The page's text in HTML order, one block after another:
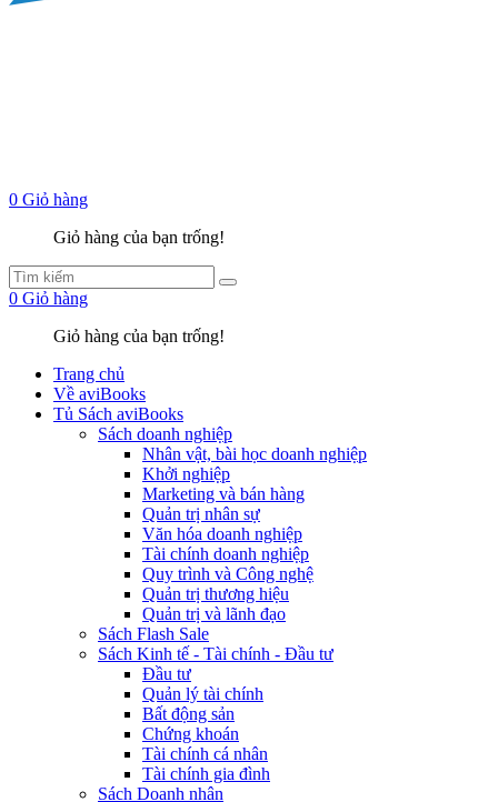
0 Giỏ hàng
Giỏ hàng của bạn trống!
0 Giỏ hàng
Giỏ hàng của bạn trống!
Trang chủ
Về aviBooks
Tủ Sách aviBooks
Sách doanh nghiệp
Nhân vật, bài học doanh nghiệp
Khởi nghiệp
Marketing và bán hàng
Quản trị nhân sự
Văn hóa doanh nghiệp
Tài chính doanh nghiệp
Quy trình và Công nghệ
Quản trị thương hiệu
Quản trị và lãnh đạo
Sách Flash Sale
Sách Kinh tế - Tài chính - Đầu tư
Đầu tư
Quản lý tài chính
Bất động sản
Chứng khoán
Tài chính cá nhân
Tài chính gia đình
Sách Doanh nhân